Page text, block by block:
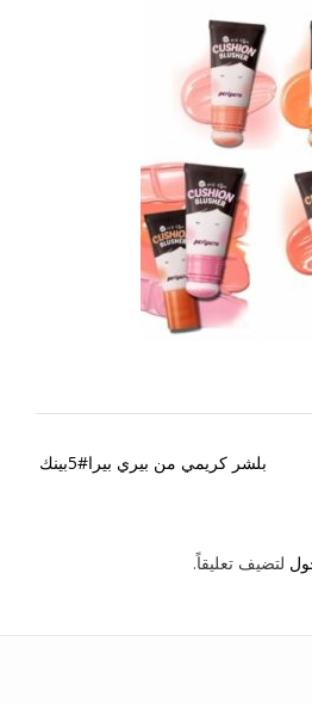
بلشر كريمي من بيري بيرا#5بينك
لتضيف تعليقاً.